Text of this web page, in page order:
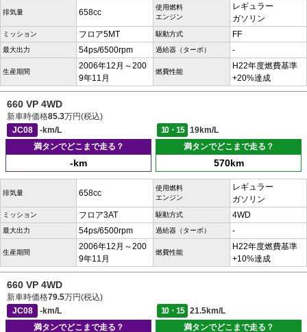
排気量 658cc
使用燃料
エンジン
レギュラー
ガソリン
ミッション フロア5MT 駆動方式 FF
最大出力 54ps/6500rpm 過給器（ターボ） -
生産期間
2006年12月～200
9年11月
燃費性能
H22年度燃費基準
+20%達成
660 VP 4WD
新車時価格85.3万円(税込)
JC08
-km/L 10・15
19km/L
満タンでどこまで走る？
-km
満タンでどこまで走る？
570km
排気量 658cc
使用燃料
エンジン
レギュラー
ガソリン
ミッション フロア3AT 駆動方式 4WD
最大出力 54ps/6500rpm 過給器（ターボ） -
生産期間
2006年12月～200
9年11月
燃費性能
H22年度燃費基準
+10%達成
660 VP 4WD
新車時価格79.5万円(税込)
JC08
-km/L 10・15
21.5km/L
満タンでどこまで走る？
満タンでどこまで走る？